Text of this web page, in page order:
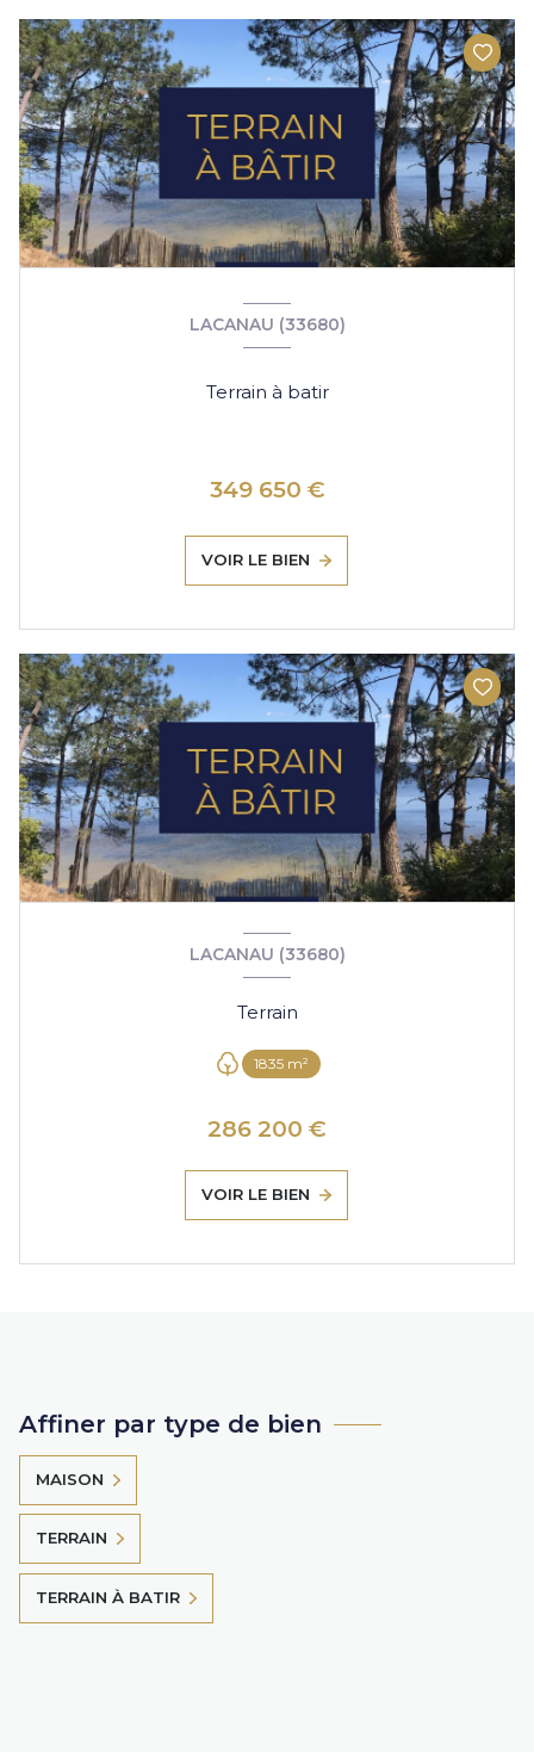
LACANAU (33680)
Terrain à batir
349 650 €
VOIR LE BIEN
LACANAU (33680)
Terrain
1835 m²
286 200 €
VOIR LE BIEN
Affiner par type de bien
MAISON
TERRAIN
TERRAIN À BATIR